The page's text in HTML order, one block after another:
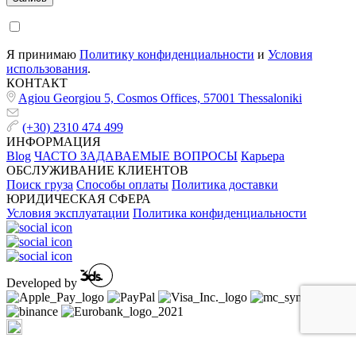
Я принимаю Политику конфиденциальности и Условия
использования.
КОНТАКТ
Agiou Georgiou 5, Cosmos Offices, 57001 Thessaloniki
(+30) 2310 474 499
ИНФОРМАЦИЯ
Blog ЧАСТО ЗАДАВАЕМЫЕ ВОПРОСЫ Карьера
ОБСЛУЖИВАНИЕ КЛИЕНТОВ
Поиск груза Способы оплаты Политика доставки
ЮРИДИЧЕСКАЯ СФЕРА
Условия эксплуатации Политика конфиденциальности
Developed by